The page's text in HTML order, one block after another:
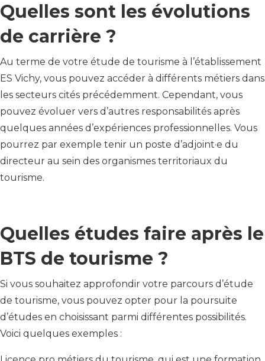
Quelles sont les évolutions
de carrière ?
Au terme de votre étude de tourisme à l’établissement
ES Vichy, vous pouvez accéder à différents métiers dans
les secteurs cités précédemment. Cependant, vous
pouvez évoluer vers d’autres responsabilités après
quelques années d’expériences professionnelles. Vous
pourrez par exemple tenir un poste d’adjoint·e du
directeur au sein des organismes territoriaux du
tourisme.
Quelles études faire après le
BTS de tourisme ?
Si vous souhaitez approfondir votre parcours d’étude
de tourisme, vous pouvez opter pour la poursuite
d’études en choisissant parmi différentes possibilités.
Voici quelques exemples :